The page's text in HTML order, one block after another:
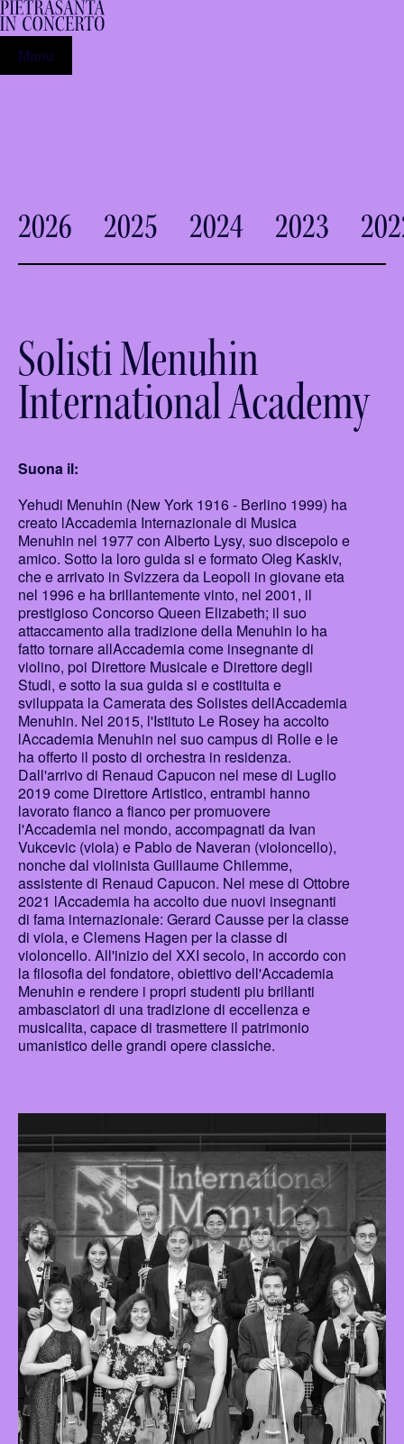
Menu
2026 2025 2024 2023
Solisti Menuhin
International Academy
Suona il:
Yehudi Menuhin (New York 1916 - Berlino 1999) ha
creato lAccademia Internazionale di Musica
Menuhin nel 1977 con Alberto Lysy, suo discepolo e
amico. Sotto la loro guida si e formato Oleg Kaskiv,
che e arrivato in Svizzera da Leopoli in giovane eta
nel 1996 e ha brillantemente vinto, nel 2001, il
prestigioso Concorso Queen Elizabeth; il suo
attaccamento alla tradizione della Menuhin lo ha
fatto tornare allAccademia come insegnante di
violino, poi Direttore Musicale e Direttore degli
Studi, e sotto la sua guida si e costituita e
sviluppata la Camerata des Solistes dellAccademia
Menuhin. Nel 2015, l'Istituto Le Rosey ha accolto
lAccademia Menuhin nel suo campus di Rolle e le
ha offerto il posto di orchestra in residenza.
Dall'arrivo di Renaud Capucon nel mese di Luglio
2019 come Direttore Artistico, entrambi hanno
lavorato fianco a fianco per promuovere
l'Accademia nel mondo, accompagnati da Ivan
Vukcevic (viola) e Pablo de Naveran (violoncello),
nonche dal violinista Guillaume Chilemme,
assistente di Renaud Capucon. Nel mese di Ottobre
2021 lAccademia ha accolto due nuovi insegnanti
di fama internazionale: Gerard Causse per la classe
di viola, e Clemens Hagen per la classe di
violoncello. All'inizio del XXI secolo, in accordo con
la filosofia del fondatore, obiettivo dell'Accademia
Menuhin e rendere i propri studenti piu brillanti
ambasciatori di una tradizione di eccellenza e
musicalita, capace di trasmettere il patrimonio
umanistico delle grandi opere classiche.